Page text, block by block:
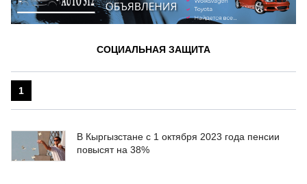
СОЦИАЛЬНАЯ ЗАЩИТА
1
В Кыргызстане с 1 октября 2023 года пенсии
повысят на 38%